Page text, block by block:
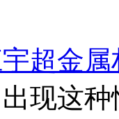
超金
现这